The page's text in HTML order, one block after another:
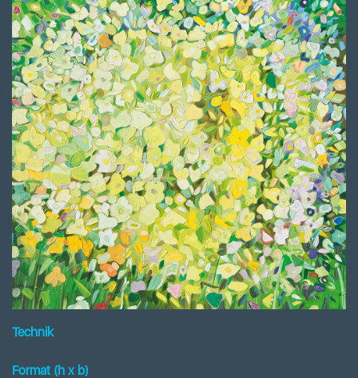
Technik
Format (h x b)